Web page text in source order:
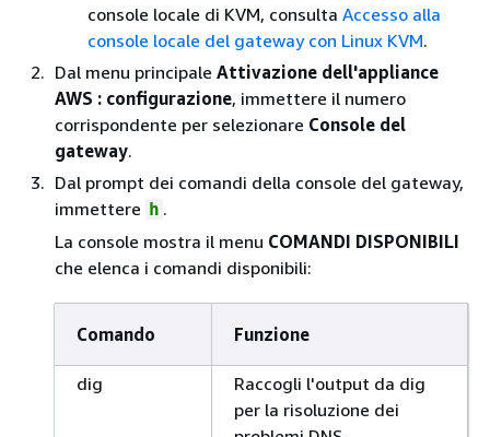
console locale di KVM, consulta Accesso alla
console locale del gateway con Linux KVM.
Dal menu principale Attivazione dell'appliance
AWS : configurazione, immettere il numero
corrispondente per selezionare Console del
gateway.
Dal prompt dei comandi della console del gateway,
immettere h .
La console mostra il menu COMANDI DISPONIBILI
che elenca i comandi disponibili:
Comando Funzione
dig
Raccogli l'output da dig
per la risoluzione dei